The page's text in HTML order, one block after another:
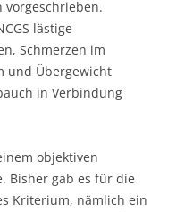
vorgeschrieben.
lästige
Schmerzen im
und Übergewicht
in Verbindung
objektiven
Bisher gab es für die
Kriterium, nämlich ein